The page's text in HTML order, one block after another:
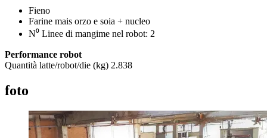
Fieno
Farine mais orzo e soia + nucleo
N⁰ Linee di mangime nel robot: 2
Performance robot
Quantità latte/robot/die (kg) 2.838
foto